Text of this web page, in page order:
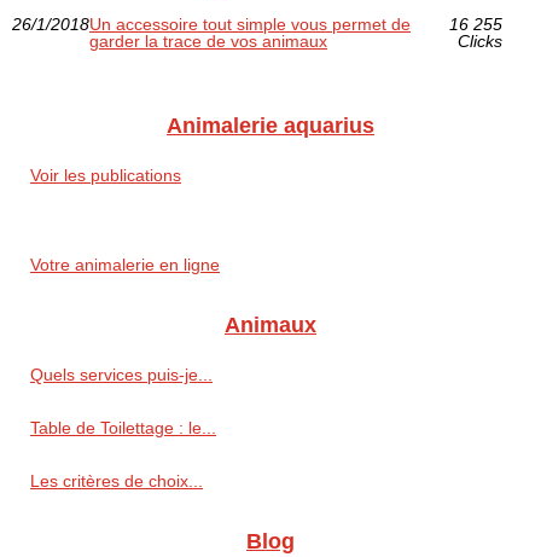
26/1/2018Un accessoire tout simple vous permet de
garder la trace de vos animaux
16 255
Clicks
Animalerie aquarius
Voir les publications
Votre animalerie en ligne
Animaux
Quels services puis-je...
Table de Toilettage : le...
Les critères de choix...
Blog